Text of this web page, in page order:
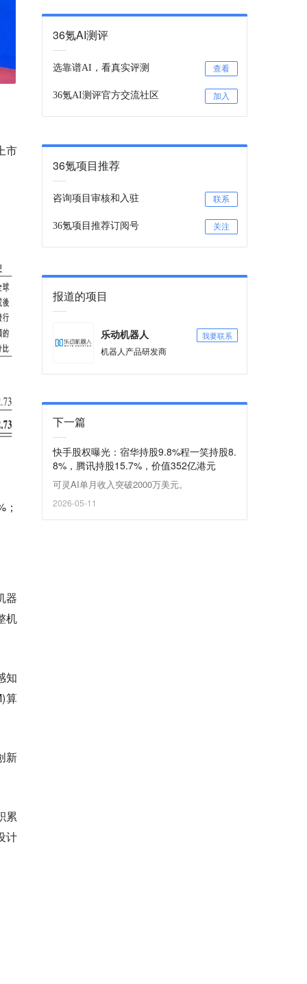
市
器
机
知
算
新
累
计
36氪AI测评
选靠谱AI，看真实评测 查看
36氪AI测评官方交流社区 加入
36氪项目推荐
咨询项目审核和入驻 联系
36氪项目推荐订阅号 关注
报道的项目
乐动机器人 我要联系
机器人产品研发商
下一篇
快手股权曝光：宿华持股9.8%程一笑持股8.
8%，腾讯持股15.7%，价值352亿港元
可灵AI单月收入突破2000万美元。
2026-05-11